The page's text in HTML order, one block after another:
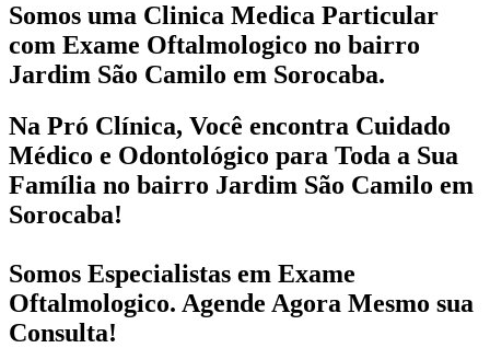
Somos uma Clinica Medica Particular
com Exame Oftalmologico no bairro
Jardim São Camilo em Sorocaba.
Na Pró Clínica, Você encontra Cuidado
Médico e Odontológico para Toda a Sua
Família no bairro Jardim São Camilo em
Sorocaba!
Somos Especialistas em Exame
Oftalmologico. Agende Agora Mesmo sua
Consulta!